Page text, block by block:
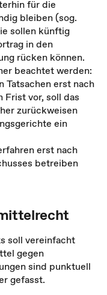
für die
bleiben (sog.
sollen künftig
in den
rücken können.
beachtetwerden:
Tatsachen erst nach
Frist vor, soll das
zurückweisen
ein
erst nach
betreiben
soll vereinfacht
gegen
sind punktuell
gefasst.